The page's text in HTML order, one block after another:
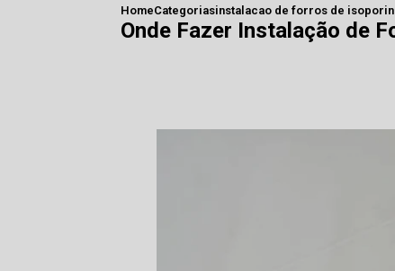
HomeCategoriasinstalacao de forros de isopor
Onde Fazer Instalação de